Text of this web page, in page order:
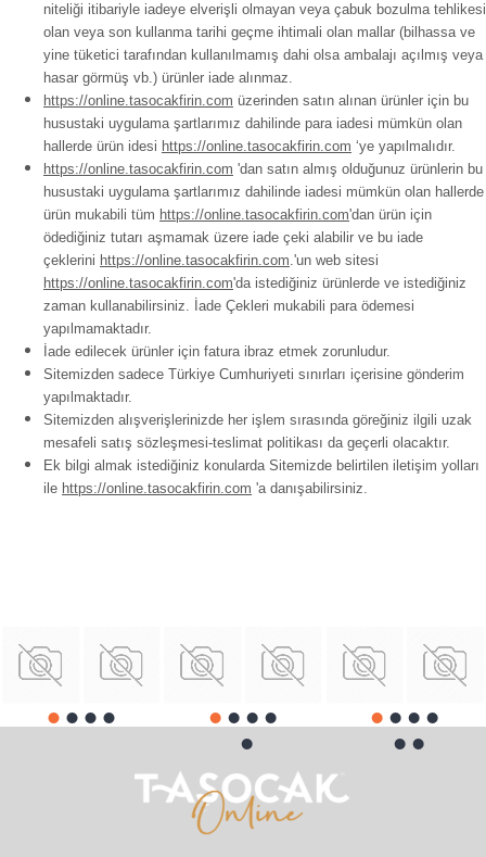
niteliği itibariyle iadeye elverişli olmayan veya çabuk bozulma tehlikesi
olan veya son kullanma tarihi geçme ihtimali olan mallar (bilhassa ve
yine tüketici tarafından kullanılmamış dahi olsa ambalajı açılmış veya
hasar görmüş vb.) ürünler iade alınmaz.
https://online.tasocakfirin.com üzerinden satın alınan ürünler için bu
husustaki uygulama şartlarımız dahilinde para iadesi mümkün olan
hallerde ürün idesi https://online.tasocakfirin.com ‘ye yapılmalıdır.
https://online.tasocakfirin.com 'dan satın almış olduğunuz ürünlerin bu
husustaki uygulama şartlarımız dahilinde iadesi mümkün olan hallerde
ürün mukabili tüm https://online.tasocakfirin.com'dan ürün için
ödediğiniz tutarı aşmamak üzere iade çeki alabilir ve bu iade
çeklerini https://online.tasocakfirin.com.'un web sitesi
https://online.tasocakfirin.com'da istediğiniz ürünlerde ve istediğiniz
zaman kullanabilirsiniz. İade Çekleri mukabili para ödemesi
yapılmamaktadır.
İade edilecek ürünler için fatura ibraz etmek zorunludur.
Sitemizden sadece Türkiye Cumhuriyeti sınırları içerisine gönderim
yapılmaktadır.
Sitemizden alışverişlerinizde her işlem sırasında göreğiniz ilgili uzak
mesafeli satış sözleşmesi-teslimat politikası da geçerli olacaktır.
Ek bilgi almak istediğiniz konularda Sitemizde belirtilen iletişim yolları
ile https://online.tasocakfirin.com 'a danışabilirsiniz.